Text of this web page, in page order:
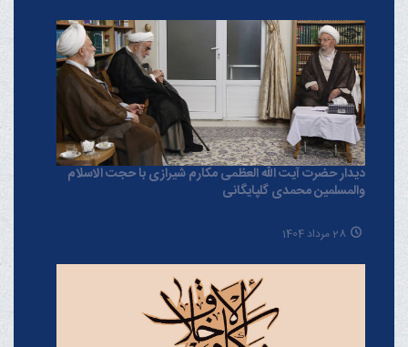
دیدار حضرت آیت الله العظمی مکارم شیرازی با حجت الاسلام
والمسلمین محمدی گلپایگانی
28 مرداد 1404